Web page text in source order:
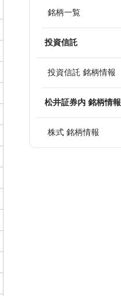
銘柄一覧
投資信託
投資信託 銘柄情報
松井証券内 銘柄情報
株式 銘柄情報